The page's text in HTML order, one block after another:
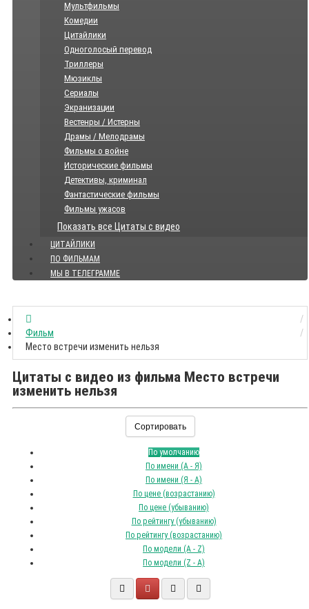
Мультфильмы
Комедии
Цитайлики
Одноголосый перевод
Триллеры
Мюзиклы
Сериалы
Экранизации
Вестенры / Истерны
Драмы / Мелодрамы
Фильмы о войне
Исторические фильмы
Детективы, криминал
Фантастические фильмы
Фильмы ужасов
Показать все Цитаты с видео
ЦИТАЙЛИКИ
ПО ФИЛЬМАМ
МЫ В ТЕЛЕГРАММЕ
Фильм
Место встречи изменить нельзя
Цитаты с видео из фильма Место встречи
изменить нельзя
Сортировать
По умолчанию
По имени (A - Я)
По имени (Я - A)
По цене (возрастанию)
По цене (убыванию)
По рейтингу (убыванию)
По рейтингу (возрастанию)
По модели (A - Z)
По модели (Z - A)